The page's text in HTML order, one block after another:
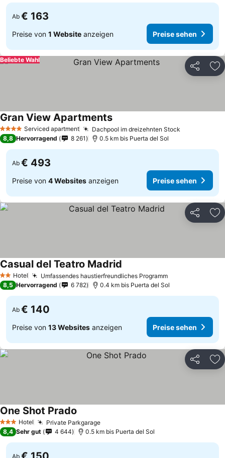
Ab € 163
Preise von 1 Website anzeigen Preise sehen
Teilen
Beliebte Wahl
4 Sterne Serviced apartment Dachpool im dreizehnten Stock
Gran View ApartmentsPreise sehen
8,8 Hervorragend 8 261 0.5 km bis Puerta del Sol
Ab € 493
Preise von 4 Websites anzeigen Preise sehen
Teilen
2 Sterne
Hotel Umfassendes haustierfreundliches ProgrammPreise sehen
Casual del Teatro Madrid
8,5 Hervorragend 6 782 0.4 km bis Puerta del Sol
Ab € 140
Preise von 13 Websites anzeigen Preise sehen
Teilen
3 SterneHotel Private ParkgaragePreise sehen
One Shot Prado
8,4 Sehr gut 4 644 0.5 km bis Puerta del Sol
Ab